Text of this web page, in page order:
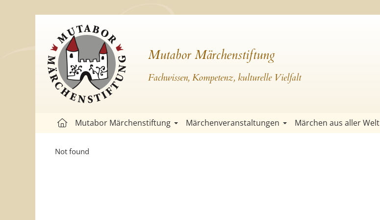
Mutabor Märchenstiftung
Fachwissen, Kompetenz, kulturelle Vielfalt
Mutabor Märchenstiftung Märchenveranstaltungen Märchen aus aller Welt
Not found